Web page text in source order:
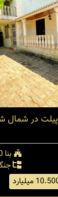
پیلت در شمال
بنا 150 متر
میلیارد